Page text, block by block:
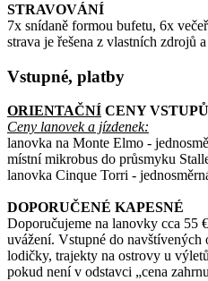
STRAVOVÁNÍ
7x snídaně formou bufetu, 6x
strava je řešena z vlastních zdrojů
Vstupné, platby
ORIENTAČNÍ CENY
Ceny lanovek a jízdenek:
lanovka na Monte Elmo -
místní mikrobus do průsmyku
lanovka Cinque Torri -
DOPORUČENÉ KAPESNÉ
Doporučujeme na lanovky cca 55
uvážení. Vstupné do
lodičky, trajekty na ostrovy u
pokud není v odstavci „cena